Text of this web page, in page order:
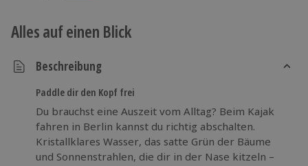
Alles auf einen Blick
Beschreibung
Paddle dir den Kopf frei
Du brauchst eine Auszeit vom Alltag? Beim Kajak
fahren in Berlin kannst du richtig abschalten.
Kristallklares Wasser, das satte Grün der Bäume
und Sonnenstrahlen, die dir in der Nase kitzeln –